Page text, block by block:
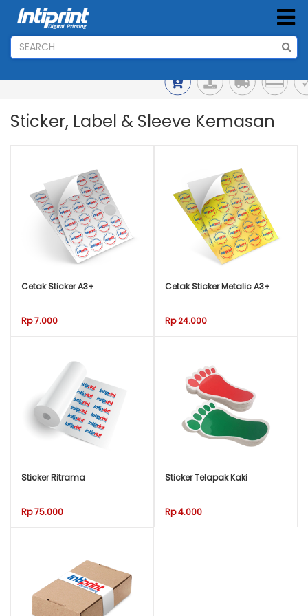
Sticker, Label & Sleeve Kemasan
Cetak Sticker A3+
Rp 7.000
Cetak Sticker Metalic A3+
Rp 24.000
Sticker Ritrama
Rp 75.000
Sticker Telapak Kaki
Rp 4.000